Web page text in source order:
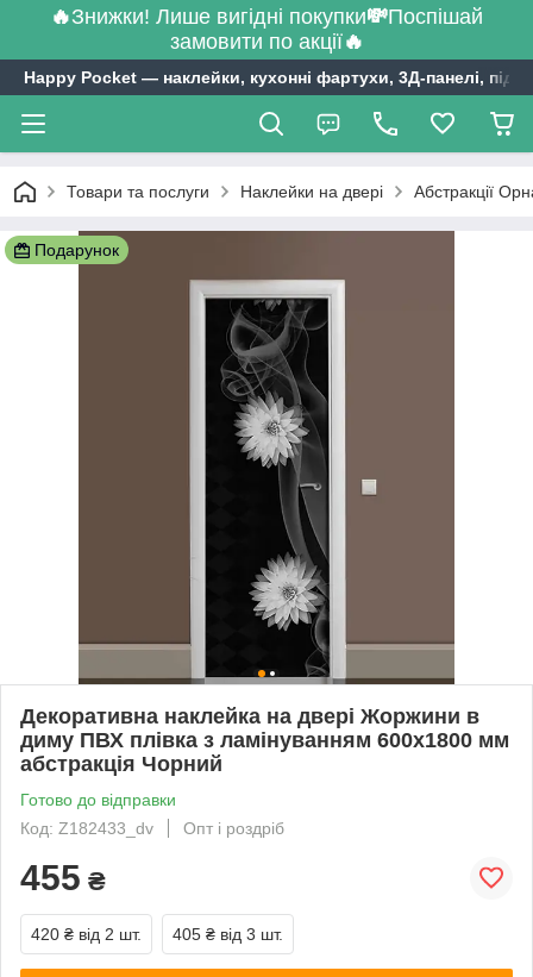
🔥Знижки! Лише вигідні покупки💸Поспішай
замовити по акції🔥
Happy Pocket ― наклейки, кухонні фартухи, 3Д-панелі,
Товари та послуги Наклейки на двері Абстракції
Подарунок
Декоративна наклейка на двері Жоржини в
диму ПВХ плівка з ламінуванням 600х1800 мм
абстракція Чорний
Готово до відправки
Код: Z182433_dv
Опт і роздріб
455 ₴
420 ₴ від 2 шт. 405 ₴ від 3 шт.